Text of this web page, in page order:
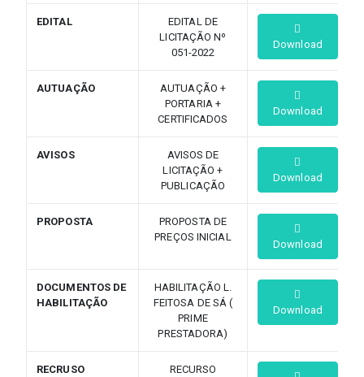
EDITAL
EDITAL DE
LICITAÇÃO Nº
051-2022
Download
AUTUAÇÃO
AUTUAÇÃO +
PORTARIA +
CERTIFICADOS
Download
AVISOS
AVISOS DE
LICITAÇÃO +
PUBLICAÇÃO
Download
PROPOSTA
PROPOSTA DE
PREÇOS INICIAL
Download
DOCUMENTOS DE
HABILITAÇÃO
HABILITAÇÃO L.
FEITOSA DE SÁ (
PRIME
PRESTADORA)
Download
RECRUSO
RECURSO